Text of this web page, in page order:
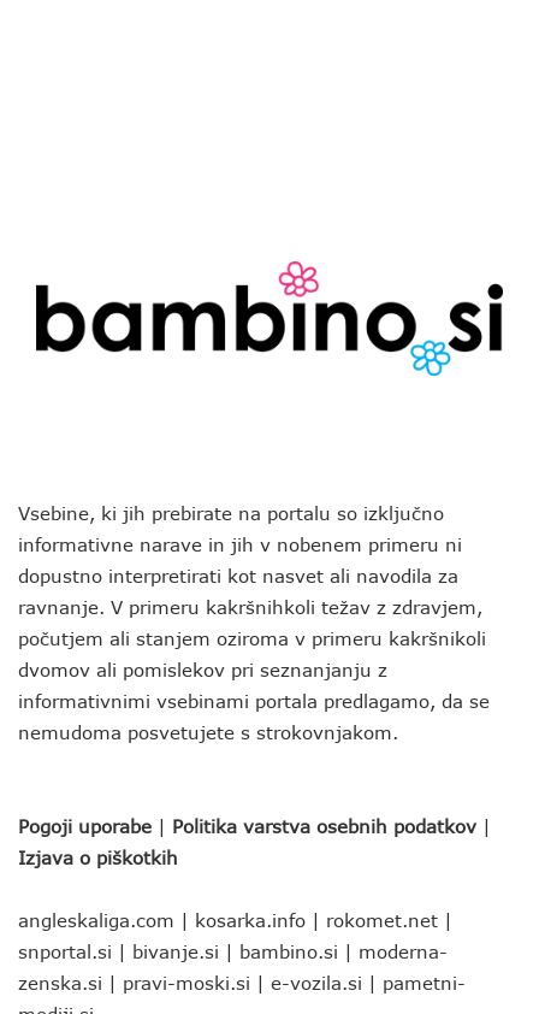
Vsebine, ki jih prebirate na portalu so izključno
informativne narave in jih v nobenem primeru ni
dopustno interpretirati kot nasvet ali navodila za
ravnanje. V primeru kakršnihkoli težav z zdravjem,
počutjem ali stanjem oziroma v primeru kakršnikoli
dvomov ali pomislekov pri seznanjanju z
informativnimi vsebinami portala predlagamo, da se
nemudoma posvetujete s strokovnjakom.
Pogoji uporabe | Politika varstva osebnih podatkov |
Izjava o piškotkih
angleskaliga.com | kosarka.info | rokomet.net |
snportal.si | bivanje.si | bambino.si | moderna-
zenska.si | pravi-moski.si | e-vozila.si | pametni-